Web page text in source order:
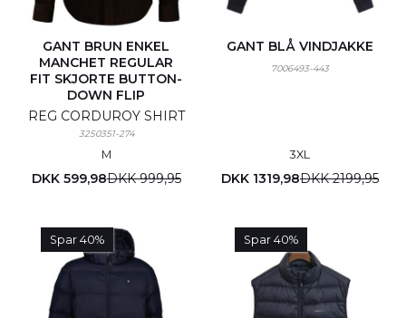
GANT BRUN ENKEL
MANCHET REGULAR
FIT SKJORTE BUTTON-
DOWN FLIP
REG CORDUROY SHIRT
3250351-274
M
DKK 599,98DKK 999,95
GANT BLÅ VINDJAKKE
7006493-443
3XL
DKK 1319,98DKK 2199,95
Spar 40% Spar 40%